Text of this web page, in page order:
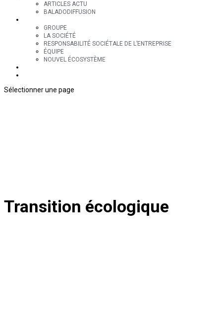
ARTICLES ACTU
BALADODIFFUSION
GROUPE
LA SOCIÉTÉ
RESPONSABILITÉ SOCIÉTALE DE L’ENTREPRISE
ÉQUIPE
NOUVEL ÉCOSYSTÈME
Sélectionner une page
Transition écologique